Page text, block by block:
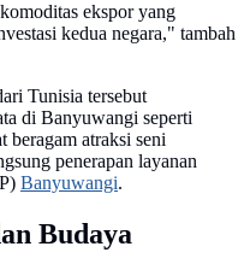
ekspor yang
kedua negara," tambah
Tunisia tersebut
di Banyuwangi seperti
beragam atraksi seni
penerapan layanan
Banyuwangi.
Budaya